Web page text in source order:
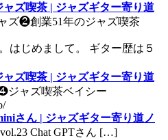
ズ喫茶 | ジャズギター寄り道
ズ❷創業51年のジャズ喫茶
はじめまして。 ギター歴は５
ズ喫茶 | ジャズギター寄り道
ャズ喫茶ベイシー
さん | ジャズギター寄り道ノ
Chat GPTさん […]